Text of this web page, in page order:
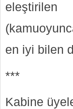
en iyi bilen
***
Kabine